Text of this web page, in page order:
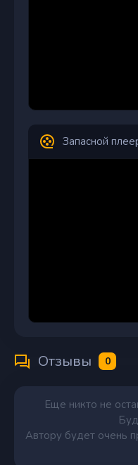
Запасной
Отзывы 0
Еще никто не
Автору будет очень